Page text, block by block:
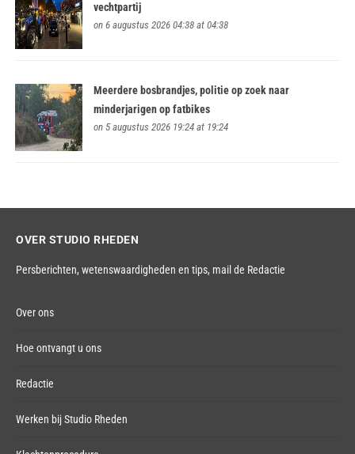
vechtpartij
on 6 augustus 2026 04:38 at 04:38
Meerdere bosbrandjes, politie op zoek naar
minderjarigen op fatbikes
on 5 augustus 2026 19:24 at 19:24
OVER STUDIO RHEDEN
Persberichten, wetenswaardigheden en tips, mail de Redactie
Over ons
Hoe ontvangt u ons
Redactie
Werken bij Studio Rheden